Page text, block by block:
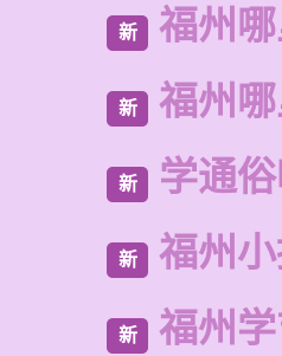
新 福州
新 福州
新 学通
新 福州
新 福州